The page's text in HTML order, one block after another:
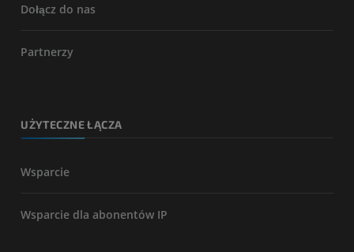
Dołącz do nas
Partnerzy
UŻYTECZNE ŁĄCZA
Wsparcie
Wsparcie dla abonentów IP